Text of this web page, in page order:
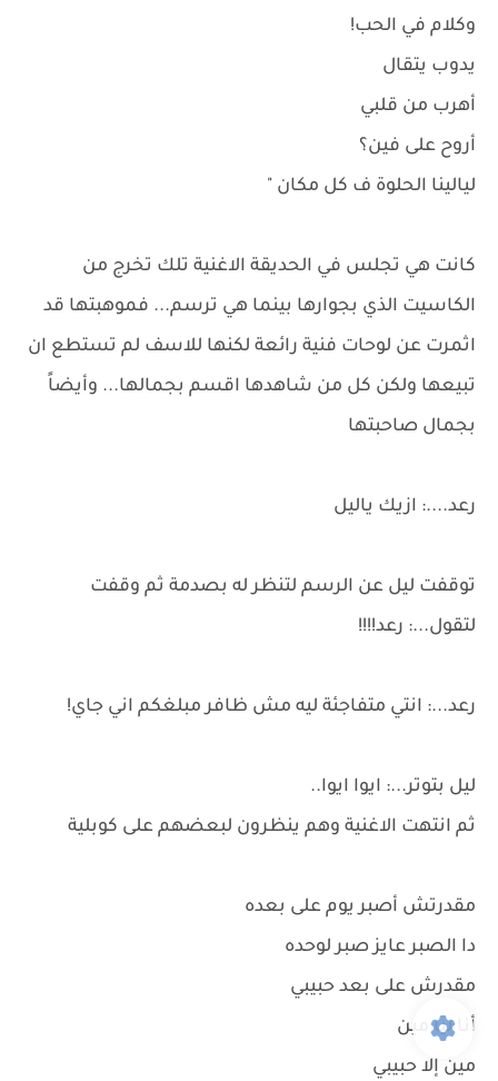
وكلام في الحب!
يدوب يتقال
أهرب من قلبي
أروح على فين؟
ليالينا الحلوة ف كل مكان "
كانت هي تجلس في الحديقة الاغنية تلك تخرج من
الكاسيت الذي بجوارها بينما هي ترسم... فموهبتها قد
اثمرت عن لوحات فنية رائعة لكنها للاسف لم تستطع ان
تبيعها ولكن كل من شاهدها اقسم بجمالها... وأيضاً
بجمال صاحبتها
رعد....: ازيك ياليل
توقفت ليل عن الرسم لتنظر له بصدمة ثم وقفت
لتقول...: رعد!!!!
رعد...: انتي متفاجئة ليه مش ظافر مبلغكم اني جاي!
ليل بتوتر...: ايوا ايوا..
ثم انتهت الاغنية وهم ينظرون لبعضهم على كوبلية
مقدرتش أصبر يوم على بعده
دا الصبر عايز صبر لوحده
مقدرش على بعد حبيبي
أنا ليا مين
مين إلا حبيبي